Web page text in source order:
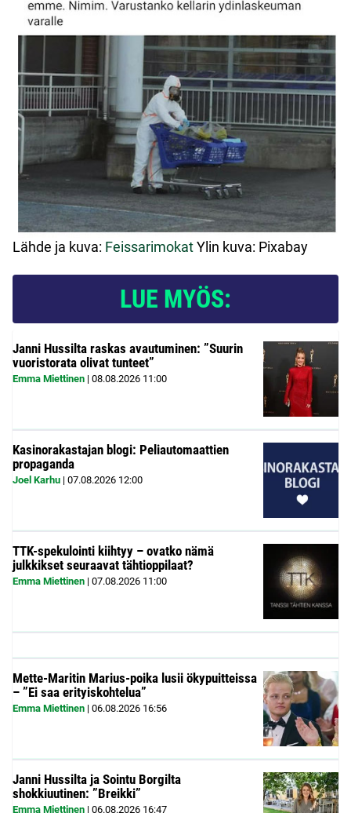
Lähde ja kuva: FeissarimokatYlin kuva: Pixabay
LUE MYÖS:
Janni Hussilta raskas avautuminen: ”Suurin
vuoristorata olivat tunteet”
Emma Miettinen | 08.08.2026 11:00
Kasinorakastajan blogi: Peliautomaattien
propaganda
Joel Karhu | 07.08.2026 12:00
TTK-spekulointi kiihtyy – ovatko nämä
julkkikset seuraavat tähtioppilaat?
Emma Miettinen | 07.08.2026 11:00
Mette-Maritin Marius-poika lusii ökypuitteissa
– ”Ei saa erityiskohtelua”
Emma Miettinen | 06.08.2026 16:56
Janni Hussilta ja Sointu Borgilta
shokkiuutinen: ”Breikki”
Emma Miettinen | 06.08.2026 16:47